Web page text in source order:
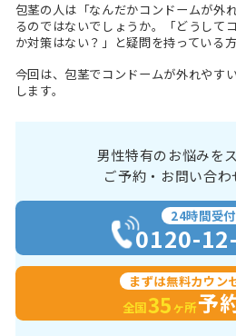
包茎の人は「なんだかコンドームが外
るのではないでしょうか。「どうして
か対策はない？」と疑問を持っている
今回は、包茎でコンドームが外れやす
します。
男性特有のお悩みを
ご予約・お問い合わ
24時間受付
0120-
まずは無料カウン
全国35ヶ所予